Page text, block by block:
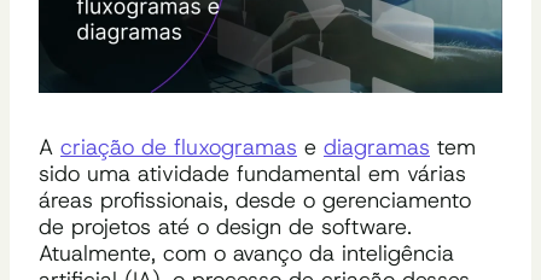
A criação de fluxogramas e diagramas tem
sido uma atividade fundamental em várias
áreas profissionais, desde o gerenciamento
de projetos até o design de software.
Atualmente, com o avanço da inteligência